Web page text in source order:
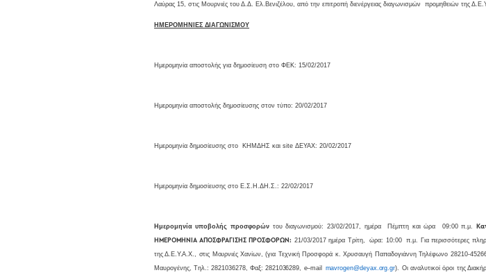
Λαύρας 15, στις Μουρνιές του Δ.Δ. Ελ.Βενιζέλου, από την επιτροπή διενέργειας διαγωνισμών προμηθειών της
ΗΜΕΡΟΜΗΝΙΕΣ ΔΙΑΓΩΝΙΣΜΟΥ
Ημερομηνία αποστολής για δημοσίευση στο ΦΕΚ: 15/02/2017
Ημερομηνία αποστολής δημοσίευσης στον τύπο: 20/02/2017
Ημερομηνία δημοσίευσης στο ΚΗΜΔΗΣ και site ΔΕΥΑΧ: 20/02/2017
Ημερομηνία δημοσίευσης στο Ε.Σ.Η.ΔΗ.Σ.: 22/02/2017
Ημερομηνία υποβολής προσφορών του διαγωνισμού: 23/02/2017, ημέρα Πέμπτη και ώρα 09:00 π.μ.
ΗΜΕΡΟΜΗΝΙΑ ΑΠΟΣΦΡΑΓΙΣΗΣ ΠΡΟΣΦΟΡΩΝ: 21/03/2017 ημέρα Τρίτη, ώρα: 10:00 π.μ. Για περισσότερες
της Δ.Ε.Υ.Α.Χ., στις Μουρνιές Χανίων,(για Τεχνική Προσφορά κ. Χρυσαυγή Παπαδογιάννη Τηλέφωνο 28210-
Μαυρογένης, Τηλ.: 2821036278, Φαξ: 2821036289, e–mail mavrogen@deyax.org.gr). Οι αναλυτικοί όροι της